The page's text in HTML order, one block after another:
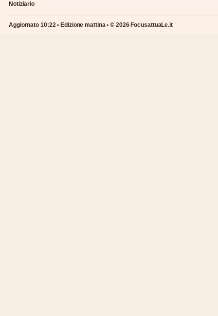
Notiziario
Aggiornato 10:22 • Edizione mattina • © 2026 FocusattuaLe.it